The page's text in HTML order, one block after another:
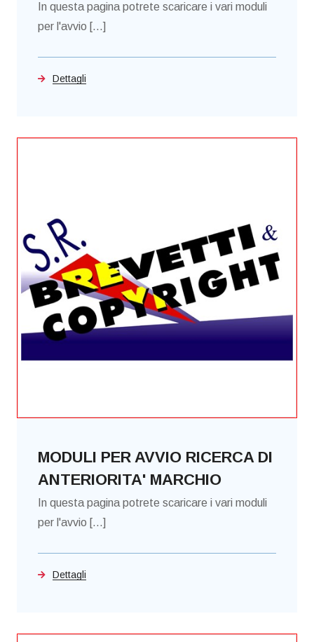
In questa pagina potrete scaricare i vari moduli
per l'avvio [...]
Dettagli
MODULI PER AVVIO RICERCA DI
ANTERIORITA' MARCHIO
In questa pagina potrete scaricare i vari moduli
per l'avvio [...]
Dettagli